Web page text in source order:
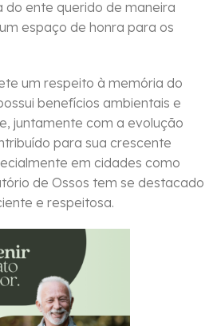
do ente querido de maneira
espaço de honra para os
um respeito à memória do
benefícios ambientais e
juntamente com a evolução
para sua crescente
em cidades como
de Ossos tem se destacado
e respeitosa.